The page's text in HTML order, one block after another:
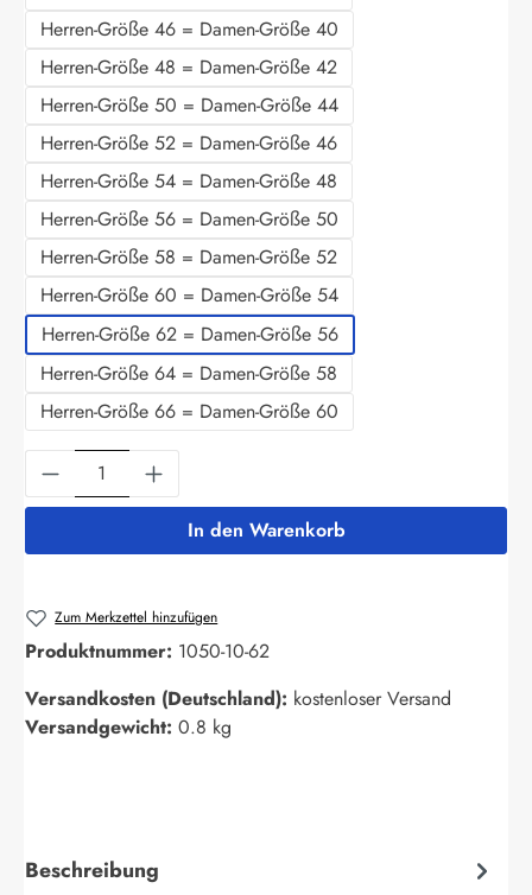
Herren-Größe 46 = Damen-Größe 40
Herren-Größe 48 = Damen-Größe 42
Herren-Größe 50 = Damen-Größe 44
Herren-Größe 52 = Damen-Größe 46
Herren-Größe 54 = Damen-Größe 48
Herren-Größe 56 = Damen-Größe 50
Herren-Größe 58 = Damen-Größe 52
Herren-Größe 60 = Damen-Größe 54
Herren-Größe 62 = Damen-Größe 56
Herren-Größe 64 = Damen-Größe 58
Herren-Größe 66 = Damen-Größe 60
Produkt Anzahl: Gib den gewünschten
In den Warenkorb
Zum Merkzettel hinzufügen
Produktnummer: 1050-10-62
Versandkosten (Deutschland): kostenloser Versand
Versandgewicht: 0.8 kg
Beschreibung